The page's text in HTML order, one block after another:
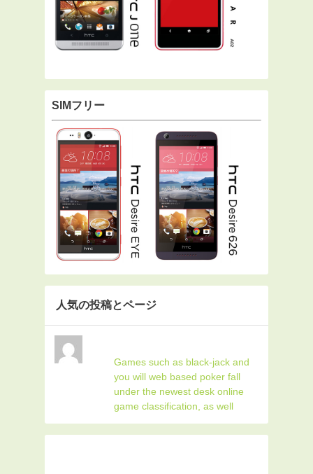
SIMフリー
人気の投稿とページ
Games such as black-jack and
you will web based poker fall
under the newest desk online
game classification, as well